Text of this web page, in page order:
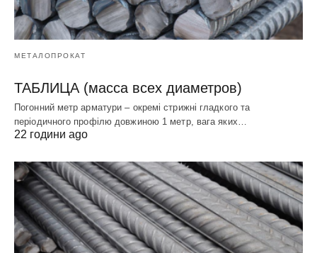
МЕТАЛОПРОКАТ
ТАБЛИЦА (масса всех диаметров)
Погонний метр арматури – окремі стрижні гладкого та
періодичного профілю довжиною 1 метр, вага яких…
22 години ago